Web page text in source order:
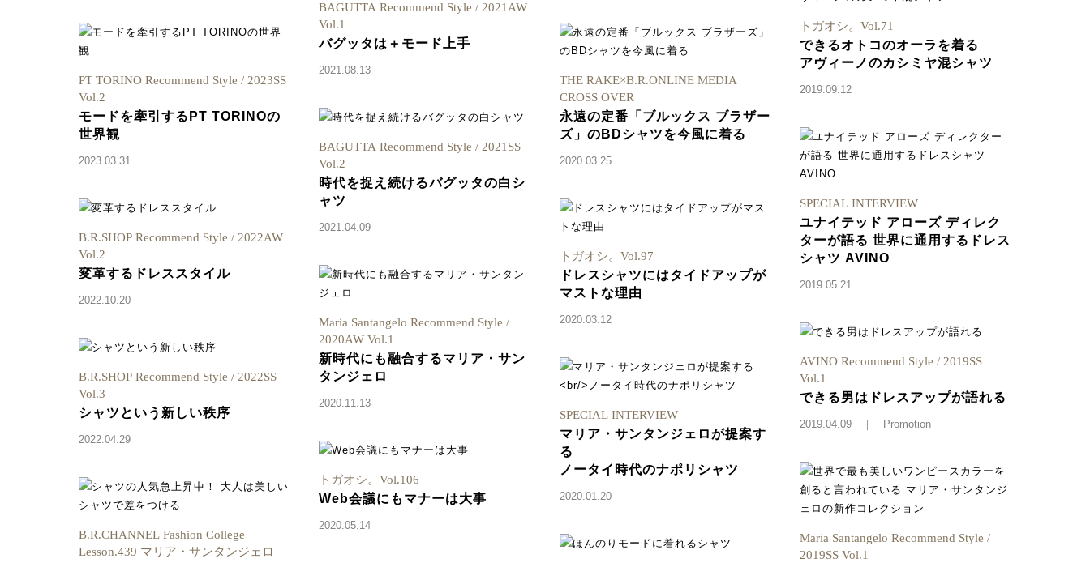
PT TORINO Recommend Style / 2023SS
Vol.2
モードを牽引するPT TORINOの
世界観
2023.03.31
B.R.SHOP Recommend Style / 2022AW
Vol.2
変革するドレススタイル
2022.10.20
B.R.SHOP Recommend Style / 2022SS
Vol.3
シャツという新しい秩序
2022.04.29
B.R.CHANNEL Fashion College
Lesson.439 マリア・サンタンジェロ
BAGUTTA Recommend Style / 2021AW
Vol.1
バグッタは＋モード上手
2021.08.13
BAGUTTA Recommend Style / 2021SS
Vol.2
時代を捉え続けるバグッタの白シ
ャツ
2021.04.09
Maria Santangelo Recommend Style /
2020AW Vol.1
新時代にも融合するマリア・サン
タンジェロ
2020.11.13
トガオシ。Vol.106
Web会議にもマナーは大事
2020.05.14
THE RAKE×B.R.ONLINE MEDIA
CROSS OVER
永遠の定番「ブルックス ブラザー
ズ」のBDシャツを今風に着る
2020.03.25
トガオシ。Vol.97
ドレスシャツにはタイドアップが
マストな理由
2020.03.12
SPECIAL INTERVIEW
マリア・サンタンジェロが提案す
る
ノータイ時代のナポリシャツ
2020.01.20
トガオシ。Vol.71
できるオトコのオーラを着る
アヴィーノのカシミヤ混シャツ
2019.09.12
SPECIAL INTERVIEW
ユナイテッド アローズ ディレク
ターが語る 世界に通用するドレス
シャツ AVINO
2019.05.21
AVINO Recommend Style / 2019SS
Vol.1
できる男はドレスアップが語れる
2019.04.09｜ Promotion
Maria Santangelo Recommend Style /
2019SS Vol.1